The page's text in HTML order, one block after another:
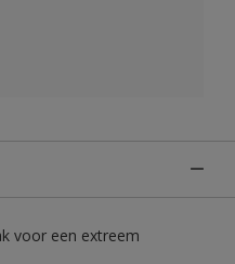
voor een extreem